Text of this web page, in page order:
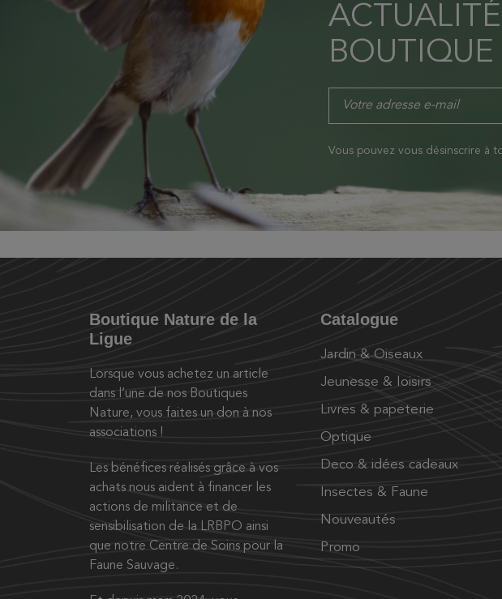
BOUTIQUE
Vous pouvez vous désinscrire à
Boutique Nature de la
Ligue
Lorsque vous achetez un article
dans l’une de nos Boutiques
Nature, vous faites un don à nos
associations !
Les bénéfices réalisés grâce à vos
achats nous aident à financer les
actions de militance et de
sensibilisation de la LRBPO ainsi
que notre Centre de Soins pour la
Faune Sauvage.
Catalogue
Jardin & Oiseaux
Jeunesse & loisirs
Livres & papeterie
Optique
Deco & idées cadeaux
Insectes & Faune
Nouveautés
Promo